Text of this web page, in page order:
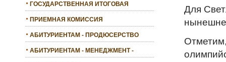
ГОСУДАРСТВЕННАЯ ИТОГОВАЯ
ПРИЕМНАЯ КОМИССИЯ
АБИТУРИЕНТАМ - ПРОДЮСЕРСТВО
АБИТУРИЕНТАМ - МЕНЕДЖМЕНТ -
Для